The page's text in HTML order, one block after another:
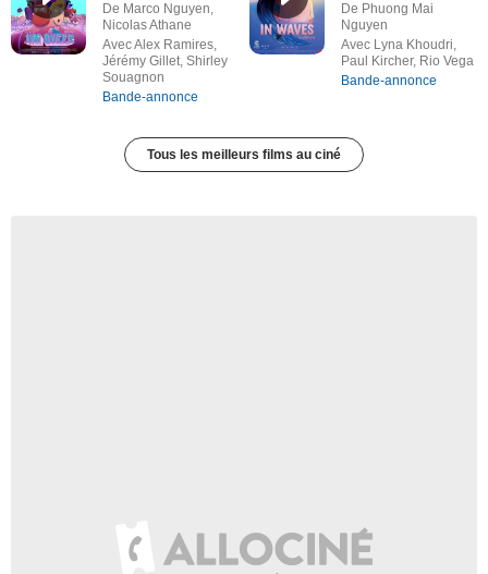
De Marco Nguyen,
Nicolas Athane
Avec Alex Ramires,
Jérémy Gillet, Shirley
Souagnon
Bande-annonce
De Phuong Mai
Nguyen
Avec Lyna Khoudri,
Paul Kircher, Rio Vega
Bande-annonce
Tous les meilleurs films au ciné